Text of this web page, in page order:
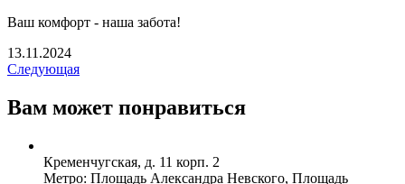
Ваш комфорт - наша забота!
13.11.2024
Следующая
Вам может понравиться
Кременчугская, д. 11 корп. 2
Метро: Площадь Александра Невского, Площадь